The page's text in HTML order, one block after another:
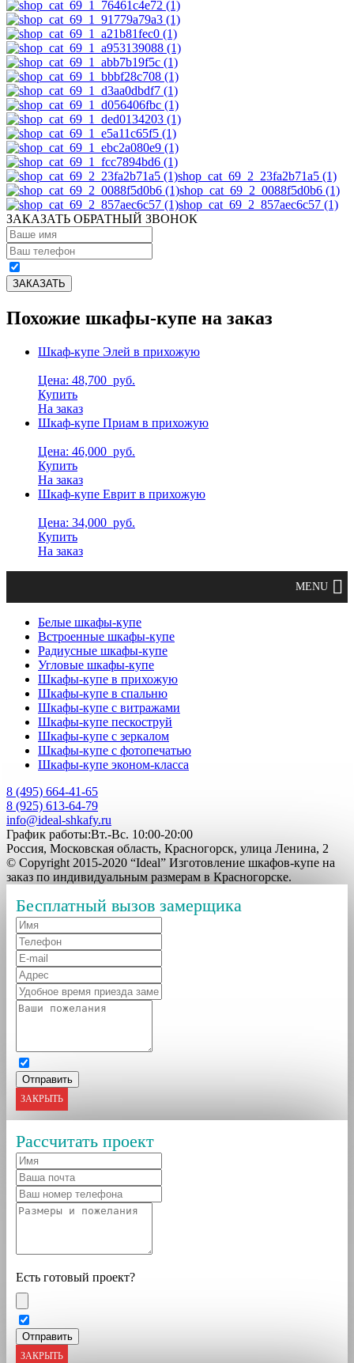
shop_cat_69_2_23fa2b71a5 (1)
shop_cat_69_2_0088f5d0b6 (1)
shop_cat_69_2_857aec6c57 (1)
ЗАКАЗАТЬ ОБРАТНЫЙ ЗВОНОК
Похожие шкафы-купе на заказ
Шкаф-купе Элей в прихожую
Цена: 48,700 руб.
Купить
На заказ
Шкаф-купе Приам в прихожую
Цена: 46,000 руб.
Купить
На заказ
Шкаф-купе Еврит в прихожую
Цена: 34,000 руб.
Купить
На заказ
Белые шкафы-купе
Встроенные шкафы-купе
Радиусные шкафы-купе
Угловые шкафы-купе
Шкафы-купе в прихожую
Шкафы-купе в спальню
Шкафы-купе с витражами
Шкафы-купе пескоструй
Шкафы-купе с зеркалом
Шкафы-купе с фотопечатью
Шкафы-купе эконом-класса
8 (495) 664-41-65
8 (925) 613-64-79
info@ideal-shkafy.ru
График работы:Вт.-Вс. 10:00-20:00
Россия, Московская область, Красногорск, улица Ленина, 2
© Copyright 2015-2020 “Ideal” Изготовление шкафов-купе на
заказ по индивидуальным размерам в Красногорске.
Бесплатный вызов замерщика
ЗАКРЫТЬ
Рассчитать проект
Есть готовый проект?
ЗАКРЫТЬ